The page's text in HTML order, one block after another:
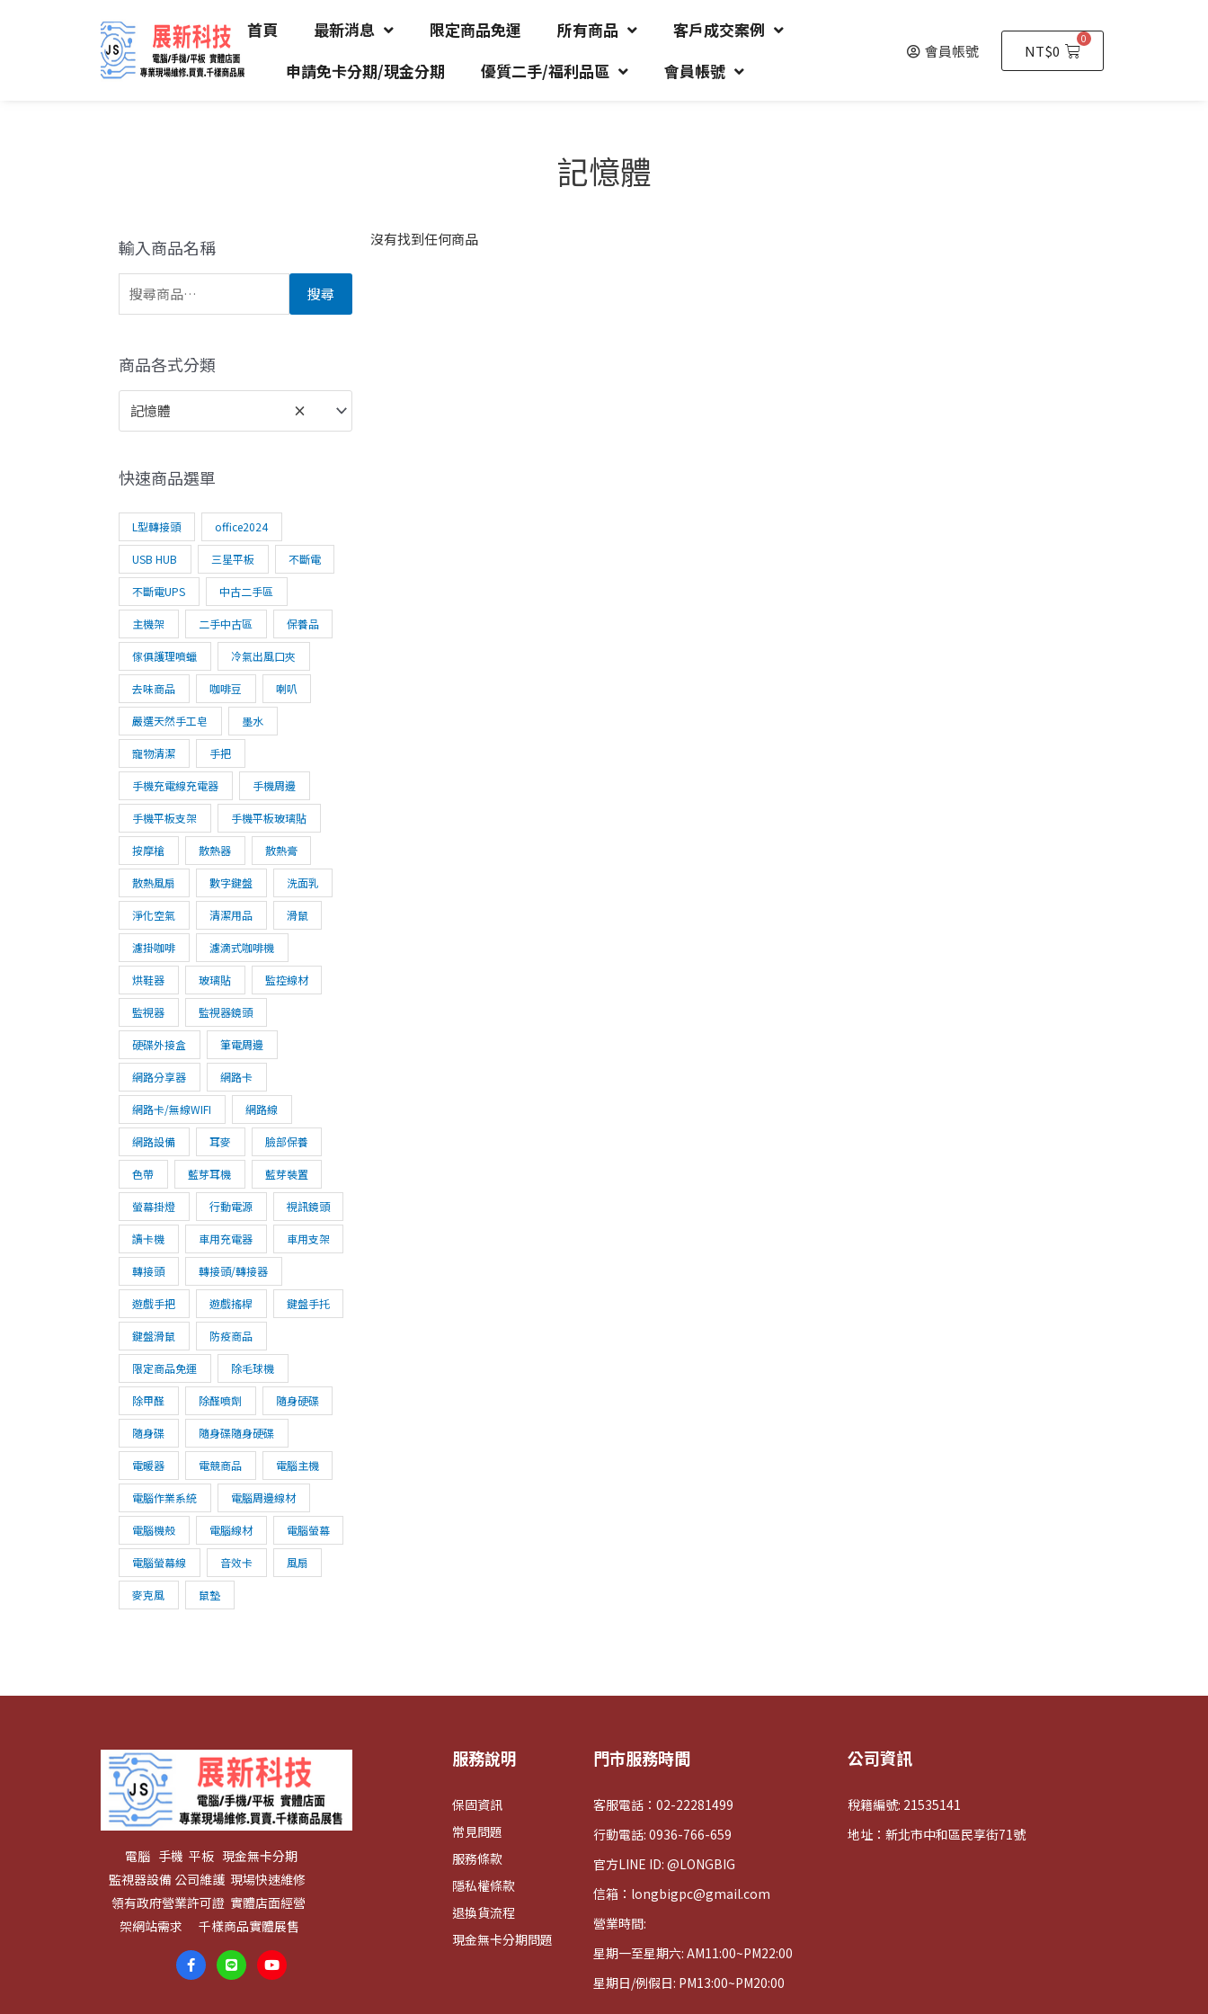
首頁 最新消息 限定商品免運 所有商品
客戶成交案例
申請免卡分期/現金分期
優質二手/福利品區 會員帳號
會員帳號 NT$0
0
記憶體
輸入商品名稱
搜尋
商品各式分類
×
記憶體
快速商品選單
L型轉接頭 office2024
USB HUB 三星平板 不斷電
不斷電UPS 中古二手區
主機架 二手中古區 保養品
傢俱護理噴蠟 冷氣出風口夾
去味商品 咖啡豆 喇叭
嚴選天然手工皂 墨水
寵物清潔 手把
手機充電線充電器 手機周邊
手機平板支架 手機平板玻璃貼
按摩槍 散熱器 散熱膏
散熱風扇 數字鍵盤 洗面乳
淨化空氣 清潔用品 滑鼠
濾掛咖啡 濾滴式咖啡機
烘鞋器 玻璃貼 監控線材
監視器 監視器鏡頭
硬碟外接盒 筆電周邊
網路分享器 網路卡
網路卡/無線WIFI 網路線
網路設備 耳麥 臉部保養
色帶 藍芽耳機 藍芽裝置
螢幕掛燈 行動電源 視訊鏡頭
讀卡機 車用充電器 車用支架
轉接頭 轉接頭/轉接器
遊戲手把 遊戲搖桿 鍵盤手托
鍵盤滑鼠 防疫商品
限定商品免運 除毛球機
除甲醛 除醛噴劑 隨身硬碟
隨身碟 隨身碟隨身硬碟
電暖器 電競商品 電腦主機
電腦作業系統 電腦周邊線材
電腦機殼 電腦線材 電腦螢幕
電腦螢幕線 音效卡 風扇
麥克風 鼠墊
沒有找到任何商品
電腦 手機 平板 現金無卡分期
監視器設備 公司維護 現場快速維修
領有政府營業許可證 實體店面經營
架網站需求 千樣商品實體展售
服務說明
保固資訊
常見問題
服務條款
隱私權條款
退換貨流程
現金無卡分期問題
門市服務時間
客服電話：02-22281499
行動電話: 0936-766-659
官方LINE ID: @LONGBIG
信箱：longbigpc@gmail.com
營業時間:
星期一至星期六: AM11:00~PM22:00
星期日/例假日: PM13:00~PM20:00
公司資訊
稅籍編號: 21535141
地址：新北市中和區民享街71號